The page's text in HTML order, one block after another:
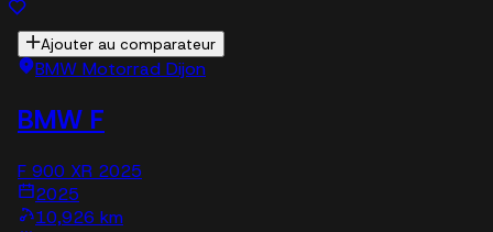
Ajouter au comparateur
BMW Motorrad Dijon
BMW F
F 900 XR 2025
2025
10,926 km